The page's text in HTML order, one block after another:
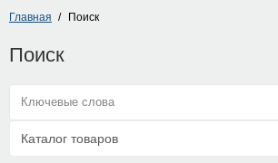
Главная Поиск
Поиск